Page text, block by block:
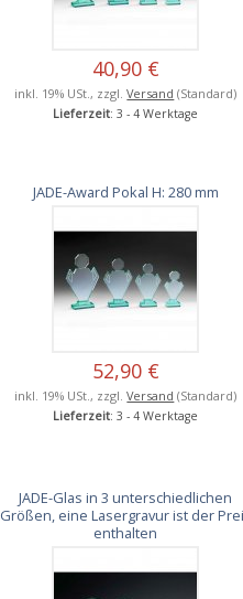
40,90 €
inkl. 19% USt., zzgl.Versand (Standard)
Lieferzeit: 3 - 4 Werktage
JADE-Award Pokal H: 280 mm
52,90 €
inkl. 19% USt., zzgl.Versand (Standard)
Lieferzeit: 3 - 4 Werktage
JADE-Glas in 3 unterschiedlichen
Größen, eine Lasergravur ist der
enthalten